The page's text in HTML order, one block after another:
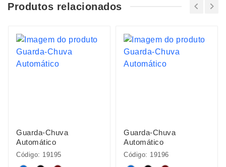
Produtos relacionados
Guarda-Chuva
Automático
Código: 19195
Guarda-Chuva
Automático
Código: 19196